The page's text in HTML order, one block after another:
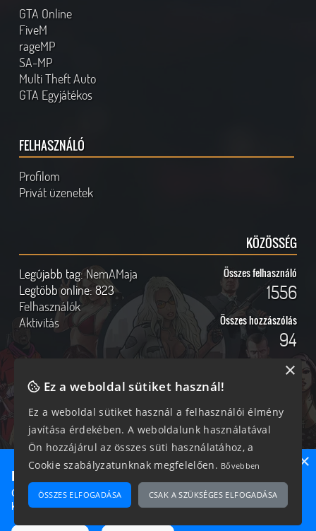
GTA Online
FiveM
rageMP
SA-MP
Multi Theft Auto
GTA Egyjátékos
FELHASZNÁLÓ
Profilom
Privát üzenetek
KÖZÖSSÉG
Legújabb tag:NemAMaja
Legtöbb online:823
Felhasználók
Aktivitás
Összes felhasználó
1556
Összes hozzászólás
94
Online felhasználók
238 vendég, 0 tag
Kövess Minket!
2026 © Magyar GTA Közösség
Ne maradj le semmiről!
Csatlakozz most hozzánk, hogy megtudd, milyen egy igazi
közösséghez tartozni!
×
Ez a weboldal sütiket használ!
Ez a weboldal sütiket használ a felhasználói élmény
javítása érdekében. A weboldalunk használatával
Ön hozzájárul az összes süti használatához, a
Cookie szabályzatunknak megfelelően. Bővebben
ÖSSZES ELFOGADÁSA CSAK A SZÜKSÉGES ELFOGADÁSA
×